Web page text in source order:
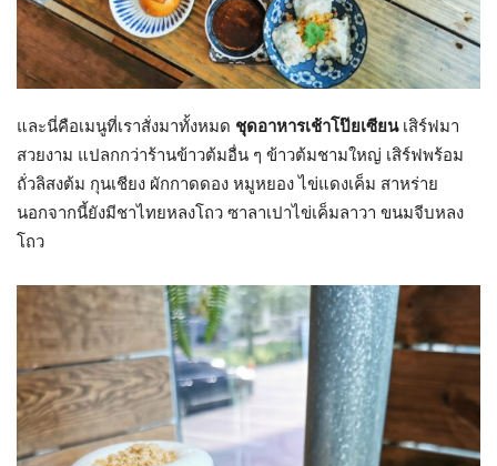
และนี่คือเมนูที่เราสั่งมาทั้งหมด ชุดอาหารเช้าโป๊ยเซียนเสิร์ฟมา
สวยงาม แปลกกว่าร้านข้าวต้มอื่น ๆ ข้าวต้มชามใหญ่ เสิร์ฟพร้อม
ถั่วลิสงต้ม กุนเชียง ผักกาดดอง หมูหยอง ไข่แดงเค็ม สาหร่าย
นอกจากนี้ยังมีชาไทยหลงโถว ซาลาเปาไข่เค็มลาวา ขนมจีบหลง
โถว